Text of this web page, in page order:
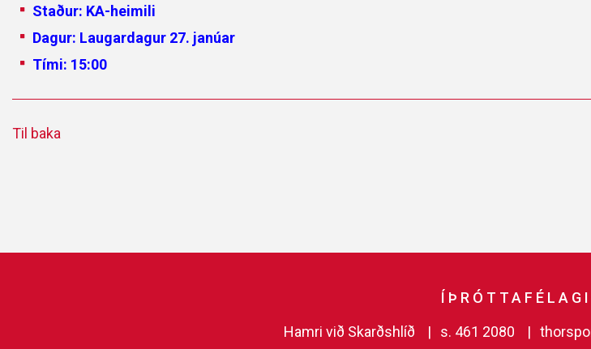
Staður: KA-heimili
Dagur: Laugardagur 27. janúar
Tími: 15:00
Til baka
Hamri við Skarðshlíð
s. 461 2080